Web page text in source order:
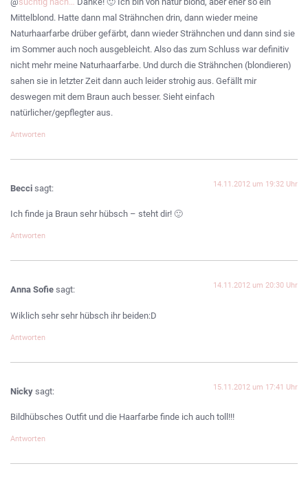
Mittelblond. Hatte dann mal Strähnchen drin, dann wieder meine
Naturhaarfarbe drüber gefärbt, dann wieder Strähnchen und dann sind sie
im Sommer auch noch ausgebleicht. Also das zum Schluss war definitiv
nicht mehr meine Naturhaarfarbe. Und durch die Strähnchen (blondieren)
sahen sie in letzter Zeit dann auch leider strohig aus. Gefällt mir
deswegen mit dem Braun auch besser. Sieht einfach
natürlicher/gepflegter aus.
Antworten
Becci sagt: 14.11.2012 um 19:32 Uhr
Ich finde ja Braun sehr hübsch – steht dir! 🙂
Antworten
Anna Sofie sagt: 14.11.2012 um 20:30 Uhr
Wiklich sehr sehr hübsch ihr beiden:D
Antworten
Nicky sagt: 15.11.2012 um 17:41 Uhr
Bildhübsches Outfit und die Haarfarbe finde ich auch toll!!!
Antworten